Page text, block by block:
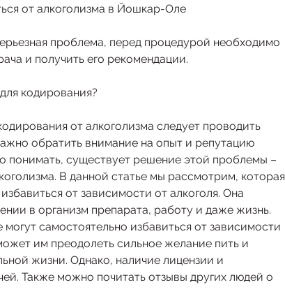
от алкоголизма в Йошкар-Оле
проблема, перед процедурой необходимо
и получить его рекомендации.
кодирования?
от алкоголизма следует проводить
обратить внимание на опыт и репутацию
понимать, существует решение этой проблемы –
В данной статье мы рассмотрим, которая
от зависимости от алкоголя. Она
в организм препарата, работу и даже жизнь.
самостоятельно избавиться от зависимости
им преодолеть сильное желание пить и
жизни. Однако, наличие лицензии и
Также можно почитать отзывы других людей о